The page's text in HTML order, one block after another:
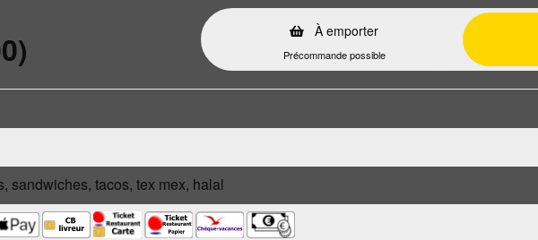
À emporter
Précommande possible
sandwiches, tacos, tex mex, halal